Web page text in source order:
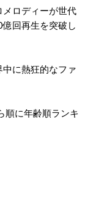
ロディーが世代
回再生を突破し
に熱狂的なファ
順に年齢順ランキ